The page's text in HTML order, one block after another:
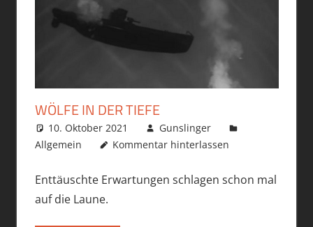
WÖLFE IN DER TIEFE
10. Oktober 2021
Gunslinger
Allgemein
Kommentar hinterlassen
Enttäuschte Erwartungen schlagen schon mal
auf die Laune.